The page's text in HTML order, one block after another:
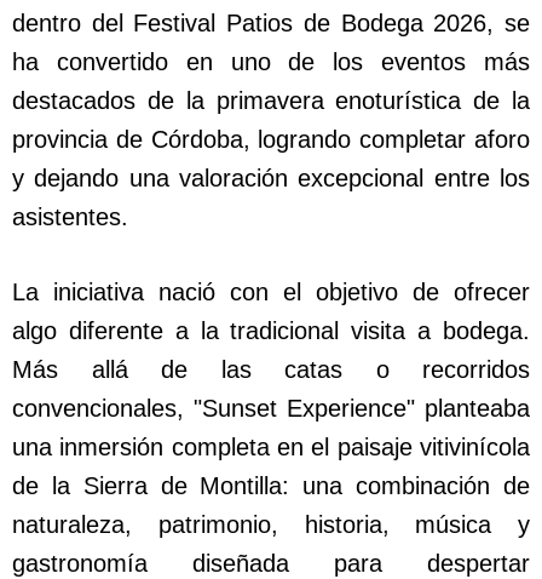
dentro del Festival Patios de Bodega 2026, se
ha convertido en uno de los eventos más
destacados de la primavera enoturística de la
provincia de Córdoba, logrando completar aforo
y dejando una valoración excepcional entre los
asistentes.
La iniciativa nació con el objetivo de ofrecer
algo diferente a la tradicional visita a bodega.
Más allá de las catas o recorridos
convencionales, "Sunset Experience" planteaba
una inmersión completa en el paisaje vitivinícola
de la Sierra de Montilla: una combinación de
naturaleza, patrimonio, historia, música y
gastronomía diseñada para despertar